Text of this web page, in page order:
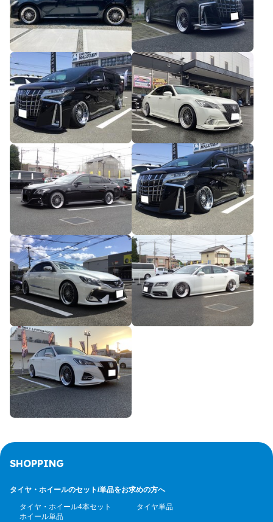
SHOPPING
タイヤ・ホイールのセット/単品をお求めの方へ
タイヤ・ホイール4本セット
タイヤ単品
ホイール単品